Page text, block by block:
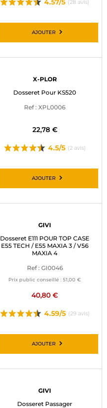
(28 avis)
AJOUTER
X-PLOR
Dosseret Pour KS520
Ref : XPL0006
22,78 €
4.5/5 (2 avis)
AJOUTER
GIVI
Dosseret E111 POUR TOP CASE
E55 TECH / E55 MAXIA 3 / V56
MAXIA 4
Ref : GI0046
Prix public conseillé : 51,00 €
40,80 €
4.59/5 (29 avis)
AJOUTER
GIVI
Dosseret Passager